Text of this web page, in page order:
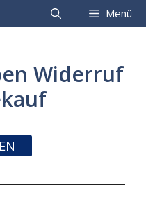
Menü
Widerruf